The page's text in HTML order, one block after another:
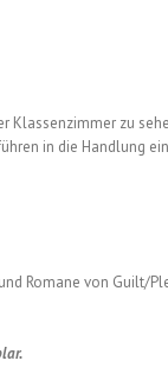
zu
in die Handlung
Romane von Guilt/